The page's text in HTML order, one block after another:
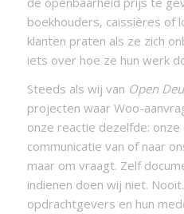
boekhouders, caissières of
klanten praten als ze zich
iets over hoe ze hun werk
Steeds als wij van Open
projecten waar Woo-
onze reactie dezelfde:
communicatie van of naar
maar om vraagt. Zelf
indienen doen wij niet.
opdrachtgevers en hun